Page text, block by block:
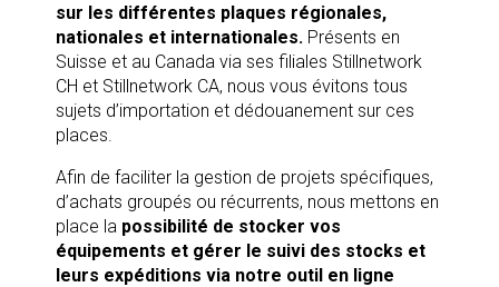
sur les différentes plaques régionales,
nationales et internationales. Présents en
Suisse et au Canada via ses filiales Stillnetwork
CH et Stillnetwork CA, nous vous évitons tous
sujets d’importation et dédouanement sur ces
places.
Afin de faciliter la gestion de projets spécifiques,
d’achats groupés ou récurrents, nous mettons en
place la possibilité de stocker vos
équipements et gérer le suivi des stocks et
leurs expéditions via notre outil en ligne